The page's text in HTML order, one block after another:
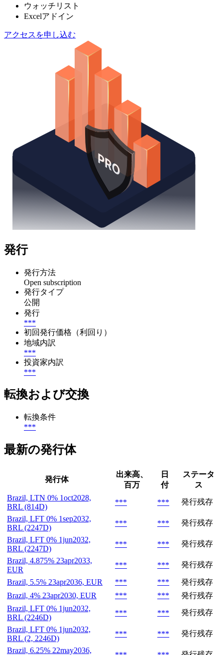
ウォッチリスト
Excelアドイン
アクセスを申し込む
発行
発行方法
Open subscription
発行タイプ
公開
発行
***
初回発行価格（利回り）
地域内訳
***
投資家内訳
***
転換および交換
転換条件
***
最新の発行体
発行体
出来高、
百万
日
付
ステータ
ス
Brazil, LTN 0% 1oct2028,
BRL (814D)
*** ***
発行残存
Brazil, LFT 0% 1sep2032,
BRL (2247D)
*** ***
発行残存
Brazil, LFT 0% 1jun2032,
BRL (2247D)
*** ***
発行残存
Brazil, 4.875% 23apr2033,
EUR
*** *** 発行残存
Brazil, 5.5% 23apr2036, EUR *** ***
発行残存
Brazil, 4% 23apr2030, EUR
*** ***
発行残存
Brazil, LFT 0% 1jun2032,
BRL (2246D)
*** ***
発行残存
Brazil, LFT 0% 1jun2032,
BRL (2, 2246D)
*** ***
発行残存
Brazil, 6.25% 22may2036,